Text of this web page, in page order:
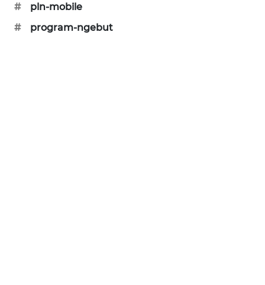
#
pln-mobile
#
program-ngebut
ID